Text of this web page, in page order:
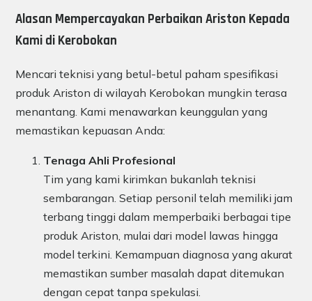
Alasan Mempercayakan Perbaikan Ariston Kepada
Kami di Kerobokan
Mencari teknisi yang betul-betul paham spesifikasi
produk Ariston di wilayah Kerobokan mungkin terasa
menantang. Kami menawarkan keunggulan yang
memastikan kepuasan Anda:
Tenaga Ahli Profesional
Tim yang kami kirimkan bukanlah teknisi
sembarangan. Setiap personil telah memiliki jam
terbang tinggi dalam memperbaiki berbagai tipe
produk Ariston, mulai dari model lawas hingga
model terkini. Kemampuan diagnosa yang akurat
memastikan sumber masalah dapat ditemukan
dengan cepat tanpa spekulasi.